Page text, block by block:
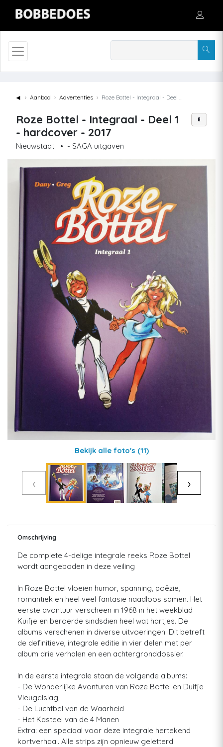
◄ Aanbod Advertenties Roze Bottel - Integraal - Deel 1 - hardcover - 2017
Roze Bottel - Integraal - Deel 1
- hardcover - 2017
Nieuwstaat • - SAGA uitgaven
8
Bekijk alle foto's (11)
‹ ›
Omschrijving
De complete 4-delige integrale reeks Roze Bottel
wordt aangeboden in deze veiling
In Roze Bottel vloeien humor, spanning, poëzie,
romantiek en heel veel fantasie naadloos samen. Het
eerste avontuur verscheen in 1968 in het weekblad
Kuifje en beroerde sindsdien heel wat hartjes. De
albums verschenen in diverse uitvoeringen. Dit betreft
de definitieve, integrale editie in vier delen met per
album drie verhalen en een achtergronddossier.
In de eerste integrale staan de volgende albums:
- De Wonderlijke Avonturen van Roze Bottel en Duifje
Vleugelslag,
- De Luchtbel van de Waarheid
- Het Kasteel van de 4 Manen
Extra: een speciaal voor deze integrale hertekend
kortverhaal. Alle strips zijn opnieuw geletterd